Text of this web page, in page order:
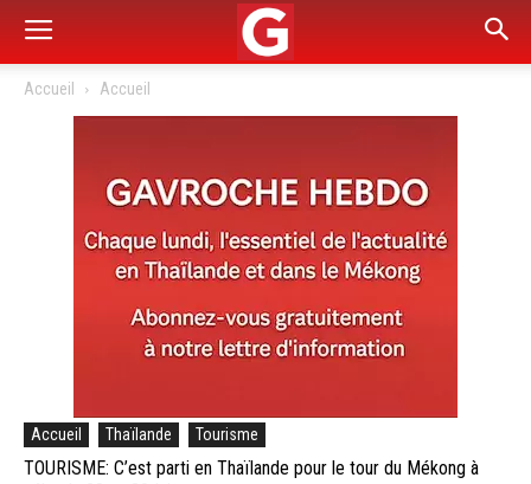
Accueil Accueil
Accueil Thaïlande Tourisme
TOURISME: C’est parti en Thaïlande pour le tour du Mékong à